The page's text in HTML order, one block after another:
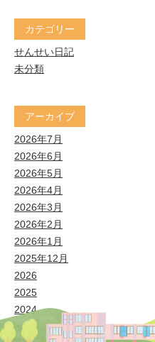
カテゴリー
せんせい日記
未分類
アーカイブ
2026年7月
2026年6月
2026年5月
2026年4月
2026年3月
2026年2月
2026年1月
2025年12月
2026
2025
2024